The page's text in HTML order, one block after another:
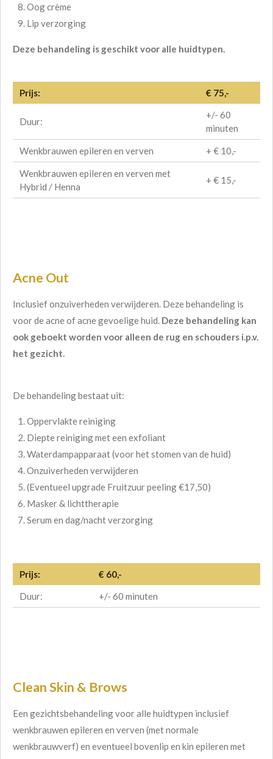
Oog crème
Lip verzorging
Deze behandeling is geschikt voor alle huidtypen.
Prijs: € 75,-
Duur:
+/- 60
minuten
Wenkbrauwen epileren en verven + € 10,-
Wenkbrauwen epileren en verven met
Hybrid / Henna
+ € 15,-
Acne Out
Inclusief onzuiverheden verwijderen. Deze behandeling is
voor de acne of acne gevoelige huid. Deze behandeling kan
ook geboekt worden voor alleen de rug en schouders i.p.v.
het gezicht.
De behandeling bestaat uit:
Oppervlakte reiniging
Diepte reiniging met een exfoliant
Waterdampapparaat (voor het stomen van de huid)
Onzuiverheden verwijderen
(Eventueel upgrade Fruitzuur peeling €17,50)
Masker & lichttherapie
Serum en dag/nacht verzorging
Prijs:
€ 60,-
Duur:
+/- 60 minuten
Clean Skin & Brows
Een gezichtsbehandeling voor alle huidtypen inclusief
wenkbrauwen epileren en verven (met normale
wenkbrauwverf) en eventueel bovenlip en kin epileren met